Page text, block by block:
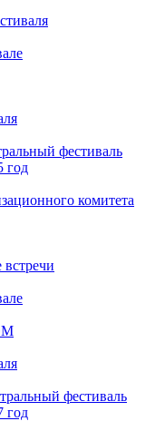
фестиваль
год
комитета
фестиваль
год